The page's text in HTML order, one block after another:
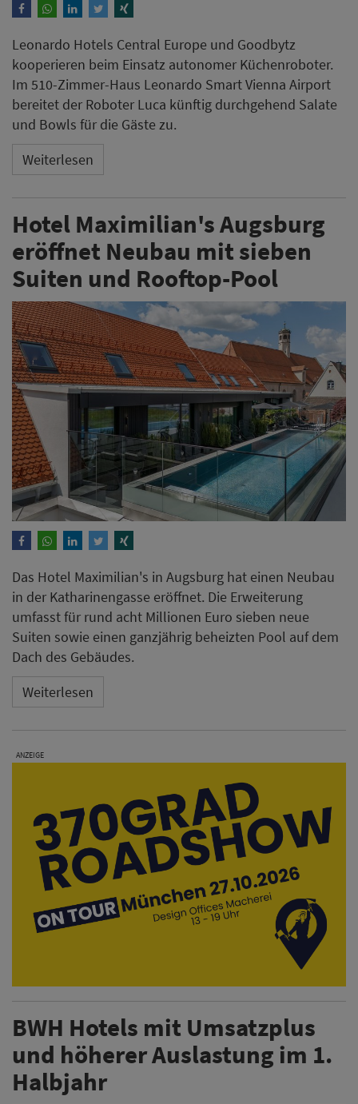
Leonardo Hotels Central Europe und Goodbytz
kooperieren beim Einsatz autonomer Küchenroboter.
Im 510-Zimmer-Haus Leonardo Smart Vienna Airport
bereitet der Roboter Luca künftig durchgehend Salate
und Bowls für die Gäste zu.
Weiterlesen
Hotel Maximilian's Augsburg
eröffnet Neubau mit sieben
Suiten und Rooftop-Pool
Das Hotel Maximilian's in Augsburg hat einen Neubau
in der Katharinengasse eröffnet. Die Erweiterung
umfasst für rund acht Millionen Euro sieben neue
Suiten sowie einen ganzjährig beheizten Pool auf dem
Dach des Gebäudes.
Weiterlesen
ANZEIGE
BWH Hotels mit Umsatzplus
und höherer Auslastung im 1.
Halbjahr